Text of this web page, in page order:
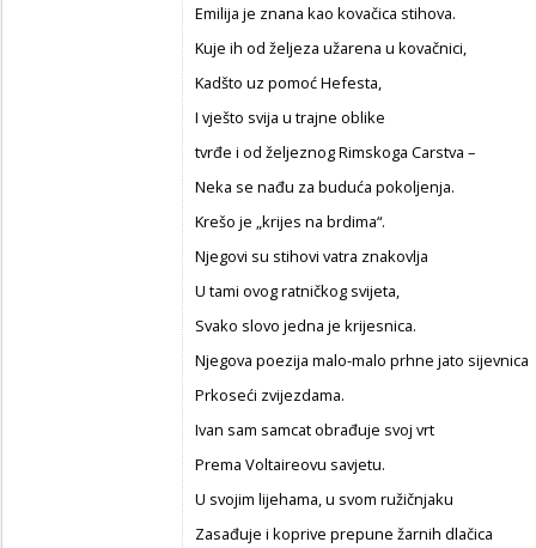
Emilija je znana kao kovačica stihova.
Kuje ih od željeza užarena u kovačnici,
Kadšto uz pomoć Hefesta,
I vješto svija u trajne oblike
tvrđe i od željeznog Rimskoga Carstva –
Neka se nađu za buduća pokoljenja.
Krešo je „krijes na brdima“.
Njegovi su stihovi vatra znakovlja
U tami ovog ratničkog svijeta,
Svako slovo jedna je krijesnica.
Njegova poezija malo-malo prhne jato sijevnica
Prkoseći zvijezdama.
Ivan sam samcat obrađuje svoj vrt
Prema Voltaireovu savjetu.
U svojim lijehama, u svom ružičnjaku
Zasađuje i koprive prepune žarnih dlačica